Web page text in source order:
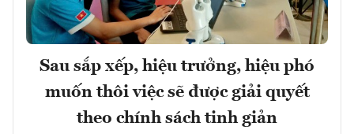
Sau sắp xếp, hiệu trưởng, hiệu phó
muốn thôi việc sẽ được giải quyết
theo chính sách tinh giản